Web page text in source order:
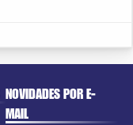
NOVIDADES POR E-
MAIL